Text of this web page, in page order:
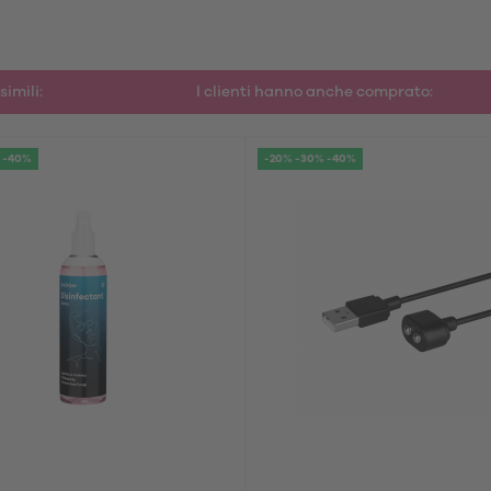
I clienti hanno anche comprato:
-40% -20% -30% -40%